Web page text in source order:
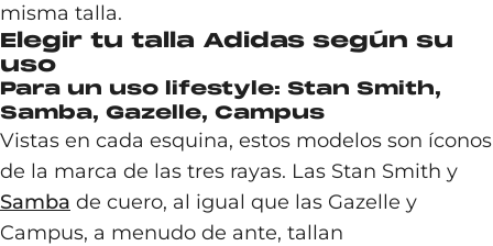
misma talla.
Elegir tu talla Adidas según su
uso
Para un uso lifestyle: Stan Smith,
Samba, Gazelle, Campus
Vistas en cada esquina, estos modelos son íconos
de la marca de las tres rayas. Las Stan Smith y
Samba de cuero, al igual que las Gazelle y
Campus, a menudo de ante, tallan